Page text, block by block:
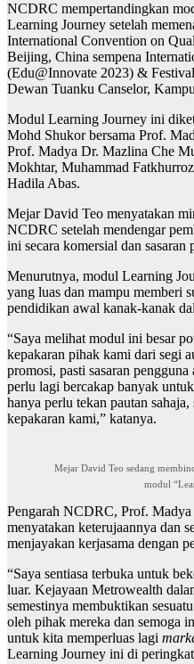
NCDRC mempertandingkan
Learning Journey setelah
International Convention on
Beijing, China sempena
(Edu@Innovate 2023) &
Dewan Tuanku Canselor,
Modul Learning Journey ini
Mohd Shukor bersama Prof.
Prof. Madya Dr. Mazlina Che
Mokhtar, Muhammad
Hadila Abas.
Mejar David Teo menyatakan
NCDRC setelah mendengar
ini secara komersial dan sasaran
Menurutnya, modul Learning
yang luas dan mampu memberi
pendidikan awal kanak-kanak
“Saya melihat modul ini besar
kepakaran pihak kami dari segi
promosi, pasti sasaran
perlu lagi bercakap banyak
hanya perlu tekan pautan
kepakaran kami,” katanya.
Mejar David Teo sedang
modul
Pengarah NCDRC, Prof.
menyatakan keterujaannya dan
menjayakan kerjasama dengan
“Saya sentiasa terbuka untuk
luar. Kejayaan Metrowealth
semestinya membuktikan
oleh pihak mereka dan semoga
untuk kita memperluas lagi
Learning Journey ini di